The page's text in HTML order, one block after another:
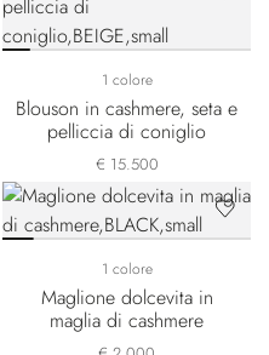
1 colore
Blouson in cashmere, seta e
pelliccia di coniglio
€ 15.500
1 colore
Maglione dolcevita in
maglia di cashmere